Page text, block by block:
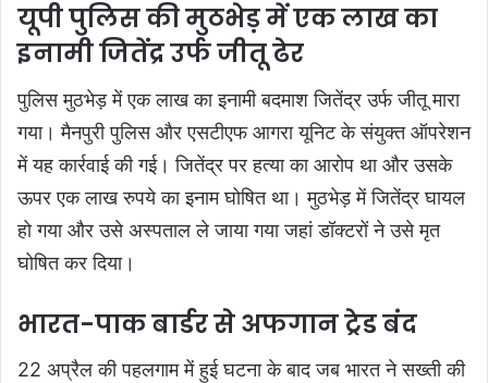
यूपी पुलिस की मुठभेड़ में एक लाख का
इनामी जितेंद्र उर्फ जीतू ढेर
पुलिस मुठभेड़ में एक लाख का इनामी बदमाश जितेंद्र उर्फ जीतू मारा
गया। मैनपुरी पुलिस और एसटीएफ आगरा यूनिट के संयुक्त ऑपरेशन
में यह कार्रवाई की गई। जितेंद्र पर हत्या का आरोप था और उसके
ऊपर एक लाख रुपये का इनाम घोषित था। मुठभेड़ में जितेंद्र घायल
हो गया और उसे अस्पताल ले जाया गया जहां डॉक्टरों ने उसे मृत
घोषित कर दिया।
भारत-पाक बार्डर से अफगान ट्रेड बंद
22 अप्रैल की पहलगाम में हुई घटना के बाद जब भारत ने सख्ती की